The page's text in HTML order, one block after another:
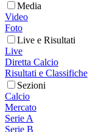
Media
Video
Foto
Live e Risultati
Live
Diretta Calcio
Risultati e Classifiche
Sezioni
Calcio
Mercato
Serie A
Serie B